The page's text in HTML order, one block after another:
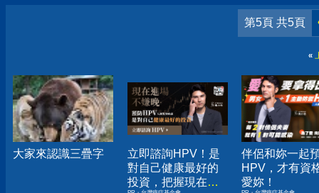
第5頁 共5頁
«
大家來認識三疊字
立即諮詢HPV！是
對自己健康最好的
投資，把握現在不
伴侶和妳一起
HPV，才有資
愛妳！